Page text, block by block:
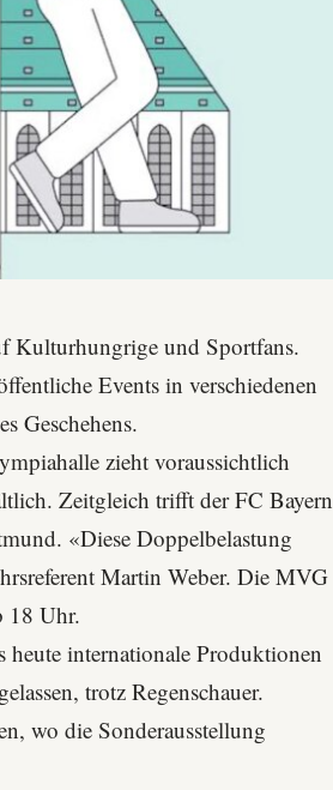
Kulturhungrige und Sportfans.
Events in verschiedenen
Geschehens.
zieht voraussichtlich
Zeitgleich trifft derFC Bayern
. «Diese Doppelbelastung
Martin Weber. Die MVG
18 Uhr.
heute internationale Produktionen
trotz Regenschauer.
wo die Sonderausstellung